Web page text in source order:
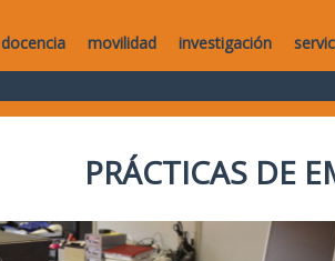
docencia movilidad investigación
PRÁCTICAS DE